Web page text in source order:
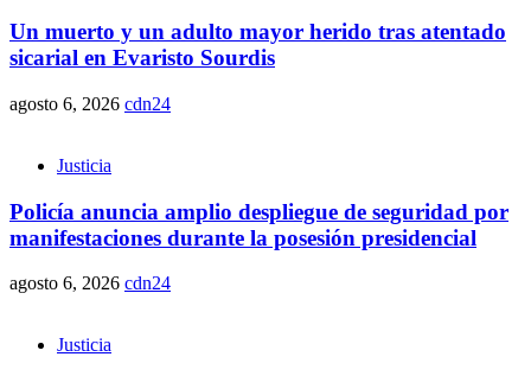
Un muerto y un adulto mayor herido tras atentado
sicarial en Evaristo Sourdis
agosto 6, 2026 cdn24
Justicia
Policía anuncia amplio despliegue de seguridad por
manifestaciones durante la posesión presidencial
agosto 6, 2026 cdn24
Justicia